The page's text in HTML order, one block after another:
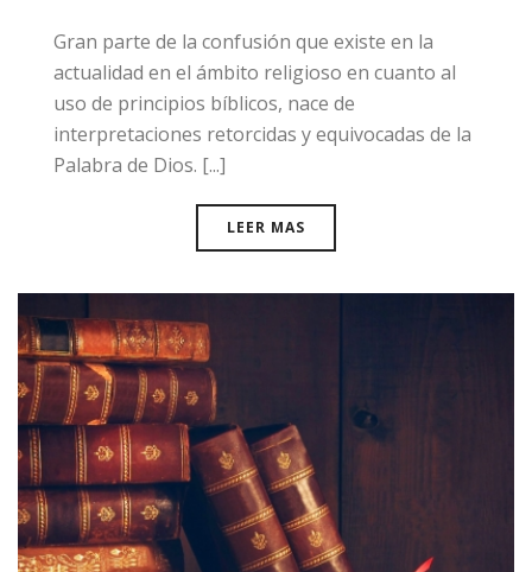
​Gran parte de la confusión que existe en la
actualidad en el ámbito religioso en cuanto al
uso de principios bíblicos, nace de
interpretaciones retorcidas y equivocadas de la
Palabra de Dios. [...]
LEER MAS